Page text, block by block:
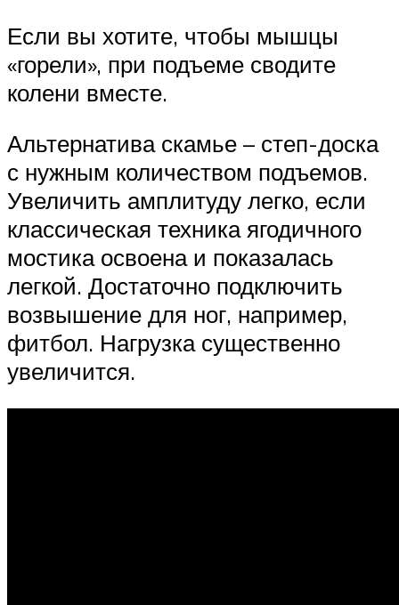
Если вы хотите, чтобы мышцы
«горели», при подъеме сводите
колени вместе.
Альтернатива скамье – степ-доска
с нужным количеством подъемов.
Увеличить амплитуду легко, если
классическая техника ягодичного
мостика освоена и показалась
легкой. Достаточно подключить
возвышение для ног, например,
фитбол. Нагрузка существенно
увеличится.